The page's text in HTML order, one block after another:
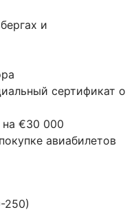
и
сертификат о
на €30 000
авиабилетов
250)